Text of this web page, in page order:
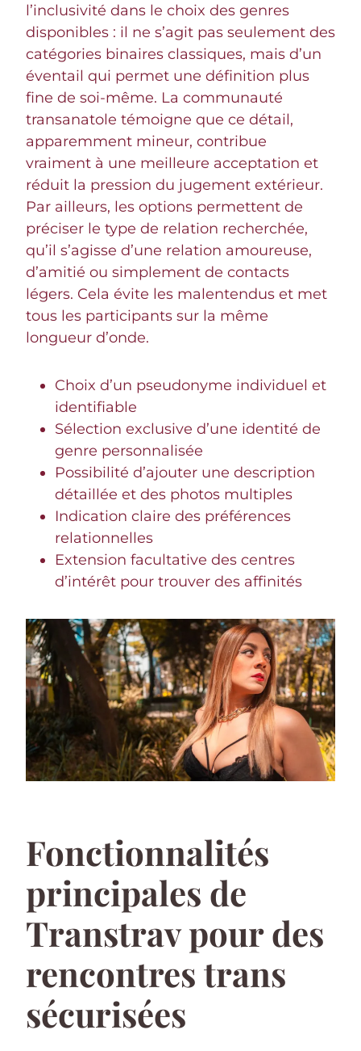
l’inclusivité dans le choix des genres
disponibles : il ne s’agit pas seulement des
catégories binaires classiques, mais d’un
éventail qui permet une définition plus
fine de soi-même. La communauté
transanatole témoigne que ce détail,
apparemment mineur, contribue
vraiment à une meilleure acceptation et
réduit la pression du jugement extérieur.
Par ailleurs, les options permettent de
préciser le type de relation recherchée,
qu’il s’agisse d’une relation amoureuse,
d’amitié ou simplement de contacts
légers. Cela évite les malentendus et met
tous les participants sur la même
longueur d’onde.
Choix d’un pseudonyme individuel et
identifiable
Sélection exclusive d’une identité de
genre personnalisée
Possibilité d’ajouter une description
détaillée et des photos multiples
Indication claire des préférences
relationnelles
Extension facultative des centres
d’intérêt pour trouver des affinités
Fonctionnalités
principales de
Transtrav pour des
rencontres trans
sécurisées